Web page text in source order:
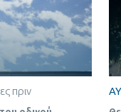
πριν